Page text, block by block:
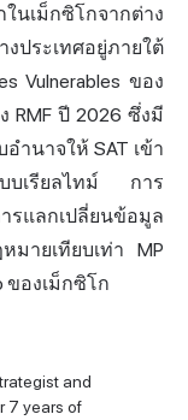
นเม็กซิโกจากต่าง
ประเทศอยู่ภายใต้
Vulnerables ของ
RMF ปี 2026 ซึ่งมี
ำนาจให้ SAT เข้า
บบเรียลไทม์ การ
รแลกเปลี่ยนข้อมูล
ายเทียบเท่า MP
ของเม็กซิโก
and
7 years of